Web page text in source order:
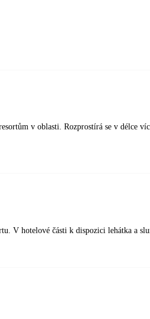
v oblasti. Rozprostírá se v délce
V hotelové části k dispozici lehátka a